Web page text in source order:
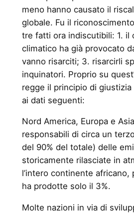
meno hanno causato il
globale. Fu il
tre fatti ora indiscutibili: 1. il
climatico ha già provocato
vanno risarciti; 3. risarcirli
inquinatori. Proprio su
regge il principio di
ai dati seguenti:
Nord America, Europa e
responsabili di circa un
del 90% del totale) delle
storicamente rilasciate in
l’intero continente africano,
ha prodotte solo il 3%.
Molte nazioni in via di